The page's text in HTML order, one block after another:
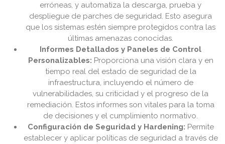
erróneas, y automatiza la descarga, prueba y
despliegue de parches de seguridad. Esto asegura
que los sistemas estén siempre protegidos contra las
últimas amenazas conocidas.
Informes Detallados y Paneles de Control
Personalizables: Proporciona una visión clara y en
tiempo real del estado de seguridad de la
infraestructura, incluyendo el número de
vulnerabilidades, su criticidad y el progreso de la
remediación. Estos informes son vitales para la toma
de decisiones y el cumplimiento normativo.
Configuración de Seguridad y Hardening: Permite
establecer y aplicar políticas de seguridad a través de